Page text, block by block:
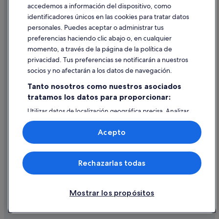
Ayuda
Cancelar un vuelo
Cancelar una reserva de hotel o de un alquiler vacacional
Utilizar un cupón de Expedia
Documentos para viajes internacionales
© 2026 Expedia, Inc., una empresa de Expedia Group. Todos los
derechos reservados. Expedia y el logotipo de Expedia son marcas
comerciales o marcas comerciales registradas de Expedia, Inc.
accedemos a información del dispositivo, como
identificadores únicos en las cookies para tratar datos
personales. Puedes aceptar o administrar tus
preferencias haciendo clic abajo o, en cualquier
momento, a través de la página de la política de
privacidad. Tus preferencias se notificarán a nuestros
socios y no afectarán a los datos de navegación.
Tanto nosotros como nuestros asociados
tratamos los datos para proporcionar:
Utilizar datos de localización geográfica precisa. Analizar
activamente las características del dispositivo para su
identificación. Almacenar la información en un dispositivo
y/o acceder a ella. Publicidad y contenido personalizados,
medición de publicidad y contenido, investigación de
audiencia y desarrollo de servicios.
Lista de asociados (proveedores)
Mostrar los propósitos
Rechazarlas todas
Acepto